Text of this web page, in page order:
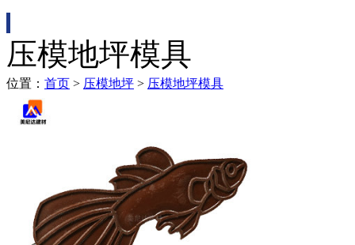
压模地坪模具
位置： 首页 > 压模地坪 > 压模地坪模具